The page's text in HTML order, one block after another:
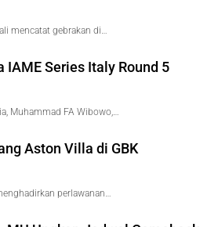
mencatat gebrakan di…
IAME Series Italy Round 5
Muhammad FA Wibowo,…
Aston Villa di GBK
perlawanan…